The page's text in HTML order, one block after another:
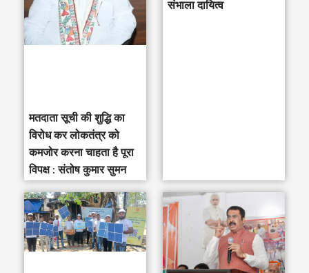
मतदाता सूची की शुद्धि का
विरोध कर लोकतंत्र को
कमजोर करना चाहता है पूरा
विपक्ष : संतोष कुमार सुमन
संभाला दायित्व